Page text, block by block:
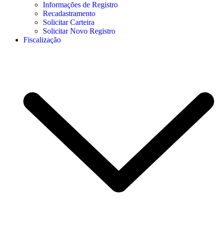
Informações de Registro
Recadastramento
Solicitar Carteira
Solicitar Novo Registro
Fiscalização